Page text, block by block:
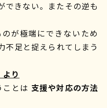
できない。またその逆も
が極端にできないため
不足と捉えられてしまう
り
ことは 支援や対応の方法